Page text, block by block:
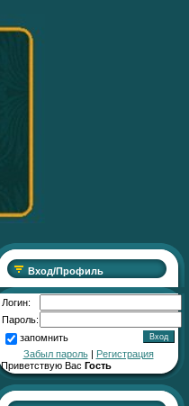
Вход/Профиль
Логин:
Пароль:
запомнить
Забыл пароль| Регистрация
Приветствую Вас Гость